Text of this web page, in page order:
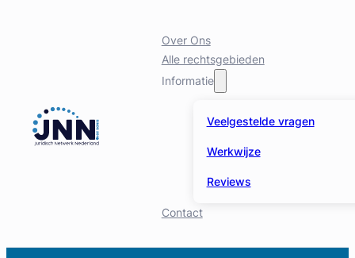
Over Ons
Alle rechtsgebieden
Informatie
Veelgestelde vragen
Werkwijze
Reviews
Contact